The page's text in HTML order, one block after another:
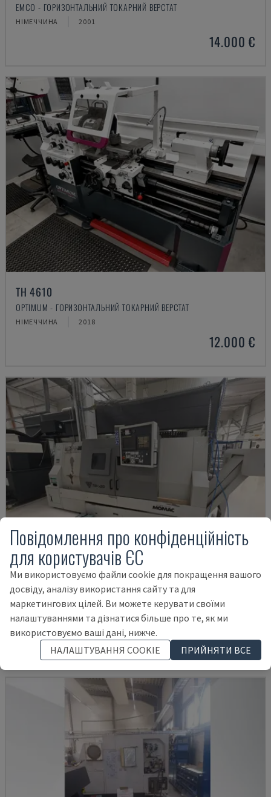
EMCO - ГОРИЗОНТАЛЬНИЙ ТОКАРНИЙ ВЕРСТАТ
НІМЕЧЧИНА 2001
14.000 €
TH 4610
OPTIMUM - ГОРИЗОНТАЛЬНИЙ ТОКАРНИЙ ВЕРСТАТ
НІМЕЧЧИНА 2018
12.000 €
TBI-520
CMZ - ГОРИЗОНТАЛЬНИЙ ТОКАРНИЙ ВЕРСТАТ
ПОЛЬЩА 2005 40.135 HRS
30.000 €
Повідомлення про конфіденційність
для користувачів ЄС
Ми використовуємо файли cookie для покращення вашого
досвіду, аналізу використання сайту та для
маркетингових цілей. Ви можете керувати своїми
налаштуваннями та дізнатися більше про те, як ми
використовуємо ваші дані, нижче.
НАЛАШТУВАННЯ COOKIE
ПРИЙНЯТИ ВСЕ